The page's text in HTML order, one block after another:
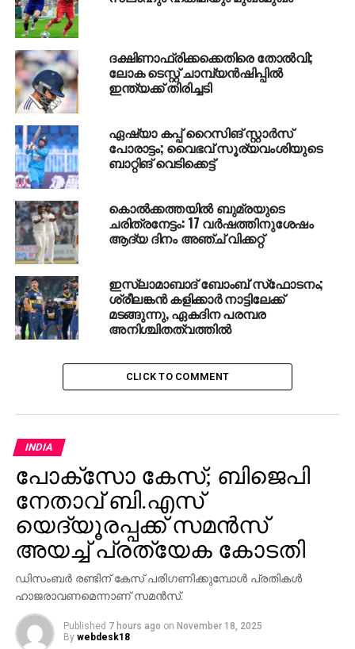
DON'T MISS
ഡിജെ പാര്‍ട്ടിക്കിടെ ഗുണ്ടാ സംഘത്തിന്റെ
ആക്രമം; കൊച്ചിയില്‍ ബാര്‍ ജീവനക്കാരെ മര്‍ദിച്ചു
ദക്ഷിണാഫ്രിക്കക്കെതിരെ തോല്‍വി;
ലോക ടെസ്റ്റ് ചാമ്പ്യന്‍ഷിപ്പില്‍
ഇന്ത്യക്ക് തിരിച്ചടി
ഏഷ്യാ കപ്പ് റൈസിങ് സ്റ്റാര്‍സ്
പോരാട്ടം; വൈഭവ് സൂര്യവംശിയുടെ
ബാറ്റിങ് വെടിക്കെട്ട്
കൊല്‍ക്കത്തയില്‍ ബുമ്രയുടെ
ചരിത്രനേട്ടം: 17 വര്‍ഷത്തിനുശേഷം
ആദ്യ ദിനം അഞ്ച് വിക്കറ്റ്
ഇസ്ലാമാബാദ് ബോംബ് സ്‌ഫോടനം;
ശ്രീലങ്കന്‍ കളിക്കാര്‍ നാട്ടിലേക്ക്
മടങ്ങുന്നു, ഏകദിന പരമ്പര
അനിശ്ചിതത്വത്തില്‍
CLICK TO COMMENT
INDIA
പോക്‌സോ കേസ്; ബിജെപി
നേതാവ് ബി.എസ്
യെദ്യൂരപ്പക്ക് സമന്‍സ്
അയച്ച് പ്രത്യേക കോടതി
ഡിസംബര്‍ രണ്ടിന് കേസ് പരിഗണിക്കുമ്പോള്‍ പ്രതികള്‍
ഹാജരാവണമെന്നാണ് സമന്‍സ്.
Published 7 hours ago on November 18, 2025
By webdesk18